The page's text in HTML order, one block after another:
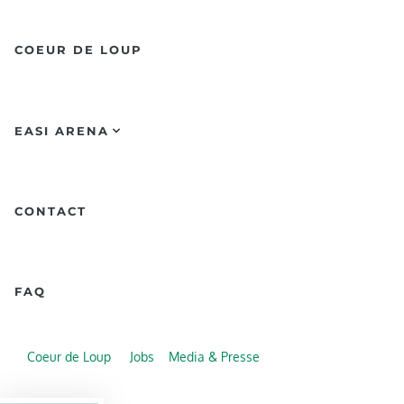
COEUR DE LOUP
EASI ARENA
CONTACT
FAQ
Coeur de Loup Jobs Media & Presse